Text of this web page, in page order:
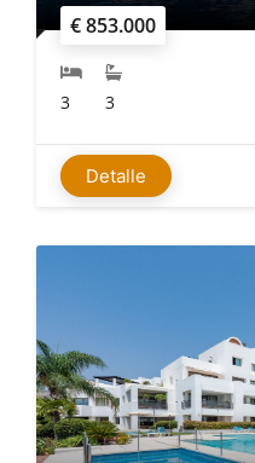
€ 853.000
3 3
Detalle